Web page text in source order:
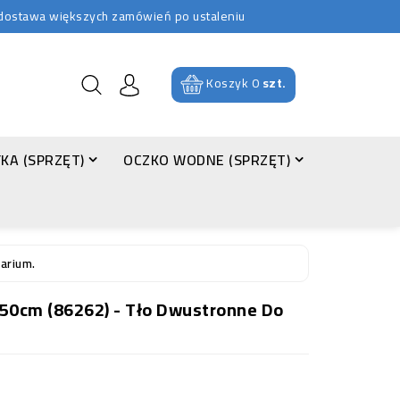
większych zamówień po ustaleniu
Koszyk0szt.
(SPRZĘT)
OCZKO WODNE (SPRZĘT)
(86262) - Tło Dwustronne Do